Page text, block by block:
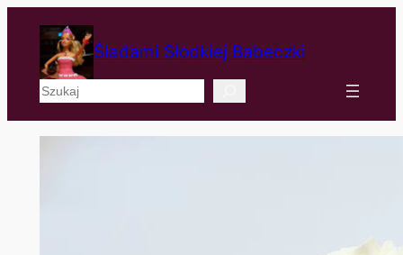
Śladami Słodkiej Babeczki
Szukaj